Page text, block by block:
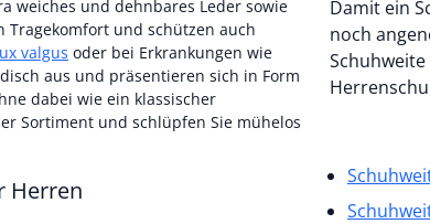
weiches und dehnbares Leder sowie
Tragekomfort und schützen auch
valgus
aus und präsentieren sich in Form
dabei wie ein klassischer
Sortiment und schlüpfen Sie mühelos
Herren
Damit ein
noch